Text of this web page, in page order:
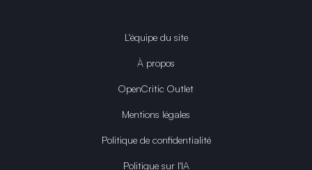
L'équipe du site
À propos
OpenCritic Outlet
Mentions légales
Politique de confidentialité
Politique sur l'IA